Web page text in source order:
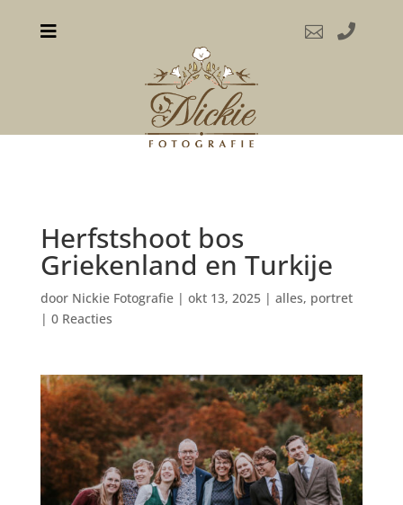
  
Herfstshoot bos
Griekenland en Turkije
door Nickie Fotografie| okt 13, 2025| alles, portret
| 0 Reacties